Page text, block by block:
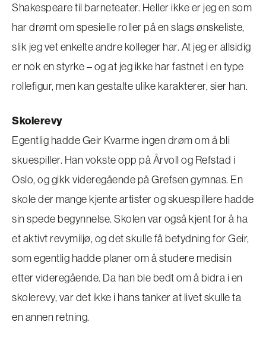
Shakespeare til barneteater. Heller ikke er jeg en som
har drømt om spesielle roller på en slags ønskeliste,
slik jeg vet enkelte andre kolleger har. At jeg er allsidig
er nok en styrke – og at jeg ikke har fastnet i en type
rollefigur, men kan gestalte ulike karakterer, sier han.
Skolerevy
Egentlig hadde Geir Kvarme ingen drøm om å bli
skuespiller. Han vokste opp på Årvoll og Refstad i
Oslo, og gikk videregående på Grefsen gymnas. En
skole der mange kjente artister og skuespillere hadde
sin spede begynnelse. Skolen var også kjent for å ha
et aktivt revymiljø, og det skulle få betydning for Geir,
som egentlig hadde planer om å studere medisin
etter videregående. Da han ble bedt om å bidra i en
skolerevy, var det ikke i hans tanker at livet skulle ta
en annen retning.